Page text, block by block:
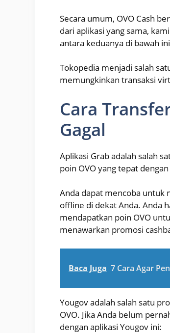
Secara umum, OVO Cash
dari aplikasi yang sama,
antara keduanya di bawah
Tokopedia menjadi salah
memungkinkan transaksi
Cara
Gagal
Aplikasi Grab adalah salah
poin OVO yang tepat
Anda dapat mencoba untuk
offline di dekat Anda. Anda
mendapatkan poin OVO
menawarkan promosi
Baca Juga 7 Cara Agar
Yougov adalah salah satu
OVO. Jika Anda belum
dengan aplikasi Yougov ini: